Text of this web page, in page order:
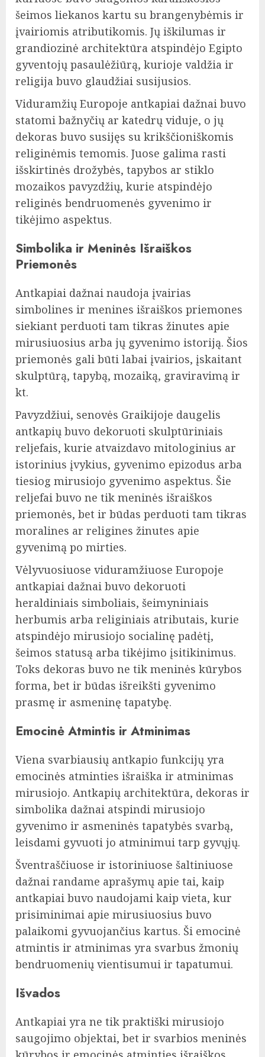
šeimos liekanos kartu su brangenybėmis ir
įvairiomis atributikomis. Jų iškilumas ir
grandiozinė architektūra atspindėjo Egipto
gyventojų pasaulėžiūrą, kurioje valdžia ir
religija buvo glaudžiai susijusios.
Viduramžių Europoje antkapiai dažnai buvo
statomi bažnyčių ar katedrų viduje, o jų
dekoras buvo susijęs su krikščioniškomis
religinėmis temomis. Juose galima rasti
išskirtinės drožybės, tapybos ar stiklo
mozaikos pavyzdžių, kurie atspindėjo
religinės bendruomenės gyvenimo ir
tikėjimo aspektus.
Simbolika ir Meninės Išraiškos
Priemonės
Antkapiai dažnai naudoja įvairias
simbolines ir menines išraiškos priemones
siekiant perduoti tam tikras žinutes apie
mirusiuosius arba jų gyvenimo istoriją. Šios
priemonės gali būti labai įvairios, įskaitant
skulptūrą, tapybą, mozaiką, graviravimą ir
kt.
Pavyzdžiui, senovės Graikijoje daugelis
antkapių buvo dekoruoti skulptūriniais
reljefais, kurie atvaizdavo mitologinius ar
istorinius įvykius, gyvenimo epizodus arba
tiesiog mirusiojo gyvenimo aspektus. Šie
reljefai buvo ne tik meninės išraiškos
priemonės, bet ir būdas perduoti tam tikras
moralines ar religines žinutes apie
gyvenimą po mirties.
Vėlyvuosiuose viduramžiuose Europoje
antkapiai dažnai buvo dekoruoti
heraldiniais simboliais, šeimyniniais
herbumis arba religiniais atributais, kurie
atspindėjo mirusiojo socialinę padėtį,
šeimos statusą arba tikėjimo įsitikinimus.
Toks dekoras buvo ne tik meninės kūrybos
forma, bet ir būdas išreikšti gyvenimo
prasmę ir asmeninę tapatybę.
Emocinė Atmintis ir Atminimas
Viena svarbiausių antkapio funkcijų yra
emocinės atminties išraiška ir atminimas
mirusiojo. Antkapių architektūra, dekoras ir
simbolika dažnai atspindi mirusiojo
gyvenimo ir asmeninės tapatybės svarbą,
leisdami gyvuoti jo atminimui tarp gyvųjų.
Šventraščiuose ir istoriniuose šaltiniuose
dažnai randame aprašymų apie tai, kaip
antkapiai buvo naudojami kaip vieta, kur
prisiminimai apie mirusiuosius buvo
palaikomi gyvuojančius kartus. Ši emocinė
atmintis ir atminimas yra svarbus žmonių
bendruomenių vientisumui ir tapatumui.
Išvados
Antkapiai yra ne tik praktiški mirusiojo
saugojimo objektai, bet ir svarbios meninės